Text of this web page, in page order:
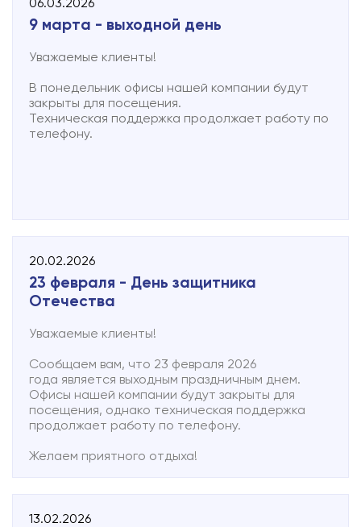
9 марта - выходной день
Уважаемые клиенты!
В понедельник офисы нашей компании будут
закрыты для посещения.
Техническая поддержка продолжает работу по
телефону.
20.02.2026
23 февраля - День защитника
Отечества
Уважаемые клиенты!
Сообщаем вам, что 23 февраля 2026
года является выходным праздничным днем.
Офисы нашей компании будут закрыты для
посещения, однако техническая поддержка
продолжает работу по телефону.
Желаем приятного отдыха!
13.02.2026